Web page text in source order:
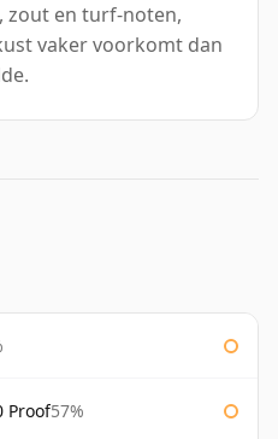
zout en turf-noten,
vaker voorkomt dan
Proof57%